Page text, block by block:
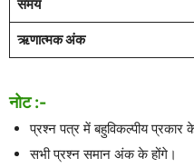
समय
ऋणात्मक अंक
नोट :-
प्रश्न पत्र में बहुविकल्पीय प्रकार
सभी प्रश्न समान अंक के होंगे।